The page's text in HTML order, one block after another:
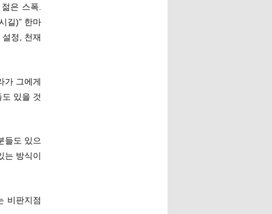
은 스폭.
길)” 한마
정, 천재
가 그에게
있을 것
들도 있으
는 방식이
비판지점